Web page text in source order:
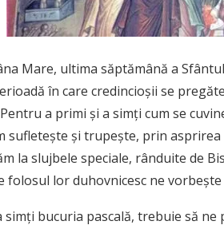
Mare, ultima săptămână a
în care credincioşii se
a primi şi a simţi cum se
sufleteşte şi trupeşte, prin
la slujbele speciale, rânduite de
folosul lor duhovnicesc ne
simţi bucuria pascală, trebuie să